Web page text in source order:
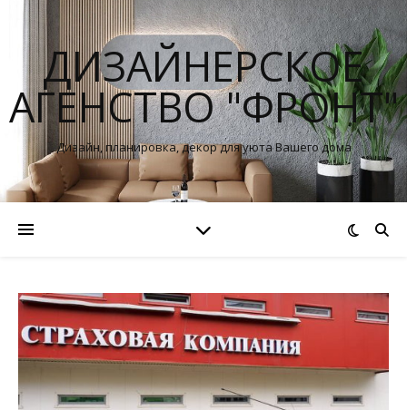
ДИЗАЙНЕРСКОЕ
АГЕНСТВО "ФРОНТ"
Дизайн, планировка, декор для уюта Вашего дома